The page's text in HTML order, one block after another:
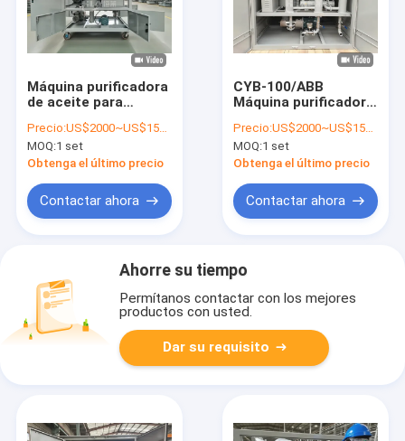
Máquina purificadora
de aceite para
para purificación
avanzada de aceite,
término
- 1200 kg
Precio:US$2000~US$15000
MOQ:1 set
Obtenga el último precio
Contactar ahora
CYB-100/ABB
Máquina purificadora
transformadores
con bomba de aceite
para una purificación
Precio:US$2000~US$15000
MOQ:1 set
Obtenga el último precio
Contactar ahora
Ahorre su tiempo
Permítanos contactar con los mejores
productos con usted.
Dar su requisito